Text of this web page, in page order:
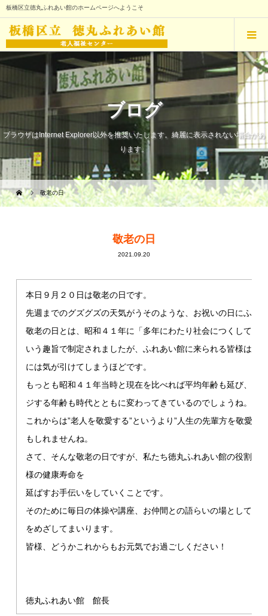
板橋区立徳丸ふれあい館のホームページへようこそ
ブログ
ブラウザはInternet Explorer以外を推奨いたします。綺麗に表示されない場合があ
ります。
敬老の日
敬老の日
2021.09.20
本日９月２０日は敬老の日です。
先週までのグズグズの天気がうそのような、お祝いの日にふさ
敬老の日とは、昭和４１年に「多年にわたり社会につくしてき
いう趣旨で制定されましたが、ふれあい館に来られる皆様はま
には気が引けてしまうほどです。
もっとも昭和４１年当時と現在を比べれば平均年齢も延び、仕
ジする年齢も時代とともに変わってきているのでしょうね。
これからは”老人を敬愛する”というより”人生の先輩方を敬愛す
もしれませんね。
さて、そんな敬老の日ですが、私たち徳丸ふれあい館の役割は
様の健康寿命を
延ばすお手伝いをしていくことです。
そのために毎日の体操や講座、お仲間との語らいの場として、
をめざしてまいります。
皆様、どうかこれからもお元気でお過ごしください！
徳丸ふれあい館 館長